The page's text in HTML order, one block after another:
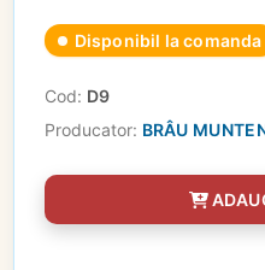
Disponibil la comanda
Cod: D9
Producator: BRÂU